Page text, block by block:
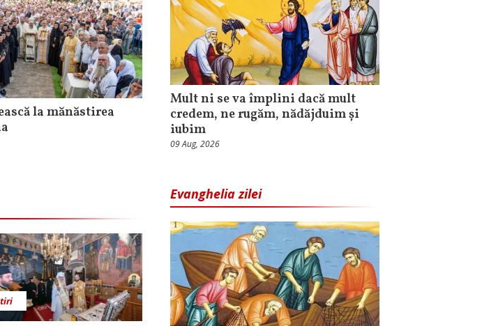
la mănăstirea
Mult ni se va împlini dacă mult
credem, ne rugăm, nădăjduim și
iubim
09 Aug, 2026
Evanghelia zilei